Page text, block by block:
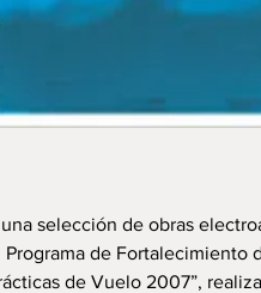
selección de obras
de Fortalecimiento
de Vuelo 2007”,